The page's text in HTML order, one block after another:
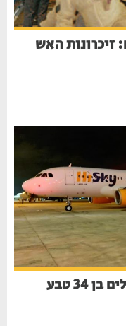
2 בירושלים: זיכרונות האש
טרגדיה בקפריסין: תושב ירושלים בן 34 טבע